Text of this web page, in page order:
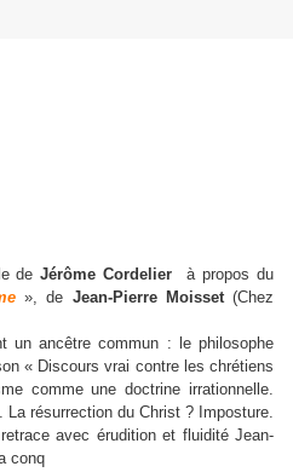
deJérôme Cordelier à propos du
», de Jean-Pierre Moisset(Chez
un ancêtre commun : le philosophe
« Discours vrai contre les chrétiens
comme une doctrine irrationnelle.
La résurrection du Christ ? Imposture.
avec érudition et fluidité Jean-
conq